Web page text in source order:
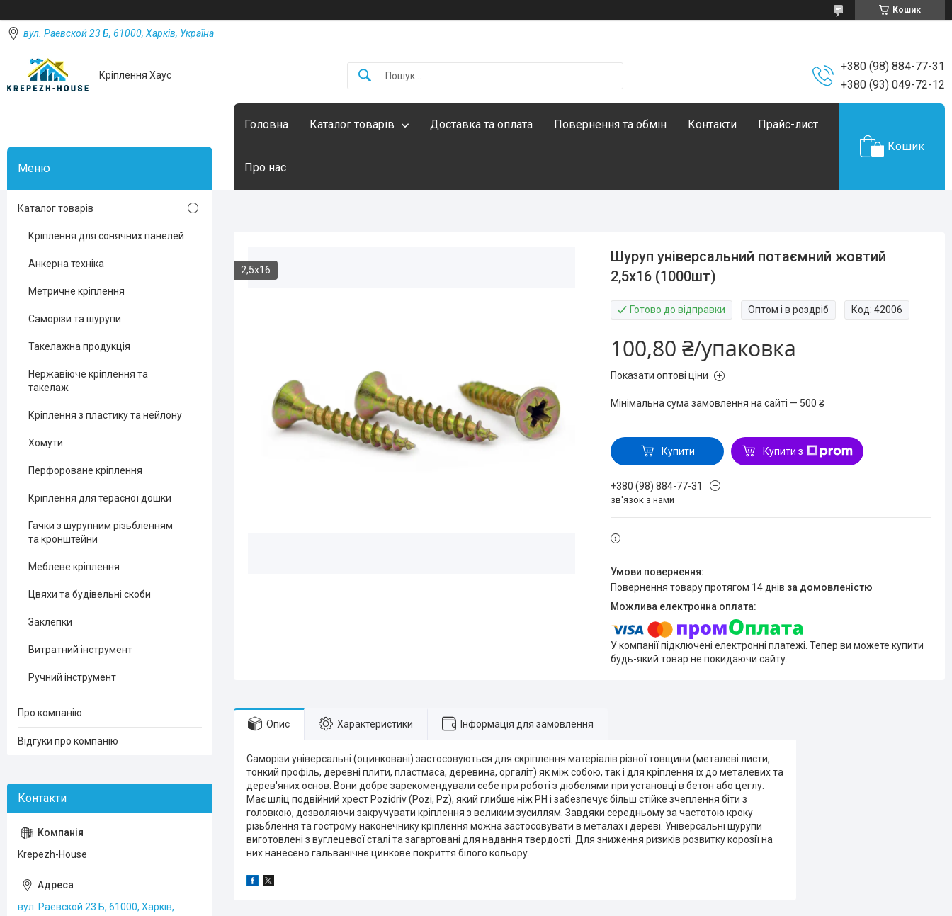
Кошик
вул. Раевской 23 Б, 61000, Харків, Україна
Кріплення Хаус
+380 (98) 884-77-31
+380 (93) 049-72-12
Головна Каталог товарів Доставка та оплата Повернення та обмін Контакти Прайс-лист
Про нас
Кошик
2,5х16
Шуруп універсальний потаємний жовтий
2,5х16 (1000шт)
Готово до відправки Оптом і в роздріб Код:42006
100,80 ₴/упаковка
Показати оптові ціни
Мінімальна сума замовлення на сайті — 500 ₴
Купити Купити з
+380 (98) 884-77-31
зв'язок з нами
повернення товару протягом 14 днів за домовленістю
У компанії підключені електронні платежі. Тепер ви можете купити
будь-який товар не покидаючи сайту.
Опис Характеристики Інформація для замовлення
Саморізи універсальні (оцинковані) застосовуються для скріплення матеріалів різної товщини (металеві листи,
тонкий профіль, деревні плити, пластмаса, деревина, оргаліт) як між собою, так і для кріплення їх до металевих та
дерев'яних основ. Вони добре зарекомендували себе при роботі з дюбелями при установці в бетон або цеглу.
Має шліц подвійний хрест Pozidriv (Pozi, Pz), який глибше ніж PH і забезпечує більш стійке зчеплення біти з
головкою, дозволяючи закручувати кріплення з великим зусиллям. Завдяки середньому за частотою кроку
різьблення та гострому наконечнику кріплення можна застосовувати в металах і дереві. Універсальні шурупи
виготовлені з вуглецевої сталі та загартовані для надання твердості. Для зниження ризиків розвитку корозії на
них нанесено гальванічне цинкове покриття білого кольору.
Каталог товарів
Кріплення для сонячних панелей
Анкерна техніка
Метричне кріплення
Саморізи та шурупи
Такелажна продукція
Нержавіюче кріплення та
такелаж
Кріплення з пластику та нейлону
Хомути
Перфороване кріплення
Кріплення для терасної дошки
Гачки з шурупним різьбленням
та кронштейни
Меблеве кріплення
Цвяхи та будівельні скоби
Заклепки
Витратний інструмент
Ручний інструмент
Про компанію
Відгуки про компанію
Krepezh-House
вул. Раевской 23 Б, 61000, Харків,